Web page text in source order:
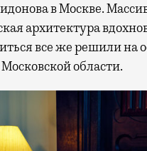
в Москве.
архитектура
все же решили на
области.